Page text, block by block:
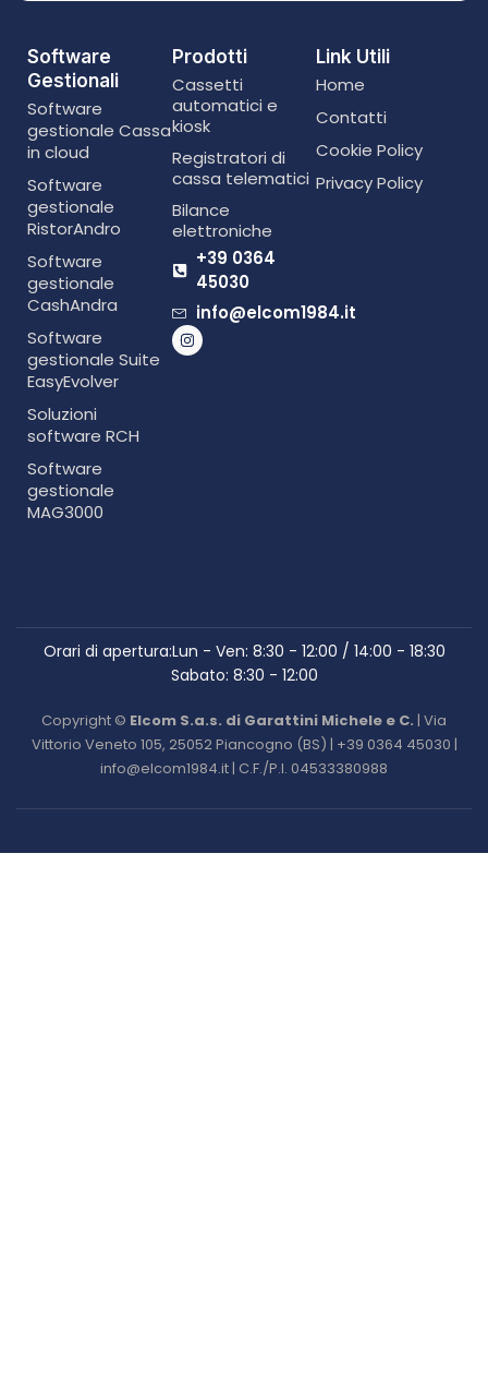
Software
Gestionali
Software
gestionale Cassa
in cloud
Software
gestionale
RistorAndro
Software
gestionale
CashAndra
Software
gestionale Suite
EasyEvolver
Soluzioni
software RCH
Software
gestionale
MAG3000
Prodotti
Cassetti
automatici e
kiosk
Registratori di
cassa telematici
Bilance
elettroniche
+39 0364
45030
info@elcom1984.it
Link Utili
Home
Contatti
Cookie Policy
Privacy Policy
Orari di apertura:Lun - Ven: 8:30 - 12:00 / 14:00 - 18:30
Sabato: 8:30 - 12:00
Copyright © Elcom S.a.s. di Garattini Michele e C. | Via
Vittorio Veneto 105, 25052 Piancogno (BS) | +39 0364 45030 |
info@elcom1984.it | C.F./P.I. 04533380988